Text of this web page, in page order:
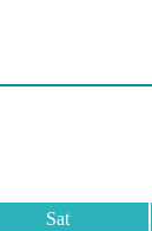
Sat